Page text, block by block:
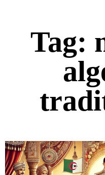
Tag: